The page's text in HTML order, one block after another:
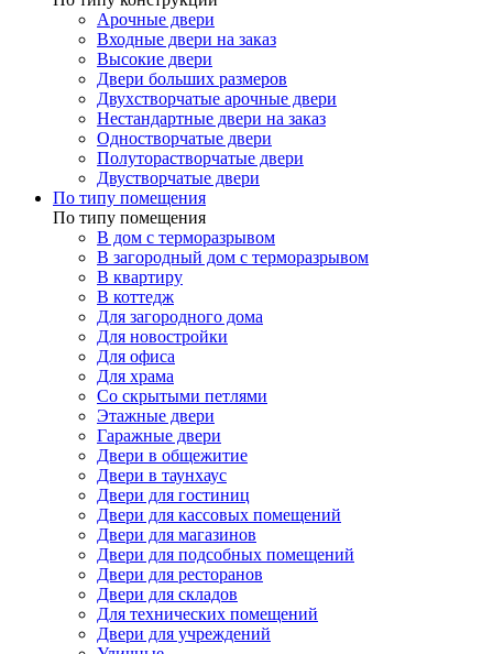
Арочные двери
Входные двери на заказ
Высокие двери
Двери больших размеров
Двухстворчатые арочные двери
Нестандартные двери на заказ
Одностворчатые двери
Полуторастворчатые двери
Двустворчатые двери
По типу помещения
По типу помещения
В дом с терморазрывом
В загородный дом с терморазрывом
В квартиру
В коттедж
Для загородного дома
Для новостройки
Для офиса
Для храма
Со скрытыми петлями
Этажные двери
Гаражные двери
Двери в общежитие
Двери в таунхаус
Двери для гостиниц
Двери для кассовых помещений
Двери для магазинов
Двери для подсобных помещений
Двери для ресторанов
Двери для складов
Для технических помещений
Двери для учреждений